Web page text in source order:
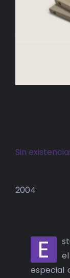
Sin
2004
E
especial